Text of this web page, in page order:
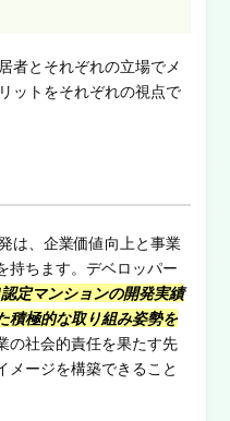
者とそれぞれの立場でメ
ットをそれぞれの視点で
は、企業価値向上と事業
持ちます。デベロッパー
定マンションの開発実績
積極的な取り組み姿勢を
の社会的責任を果たす先
メージを構築できること